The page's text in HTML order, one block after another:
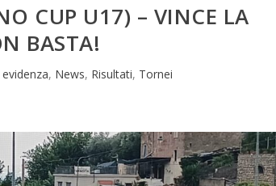
CUP U17) – VINCE LA
BASTA!
evidenza, News, Risultati, Tornei